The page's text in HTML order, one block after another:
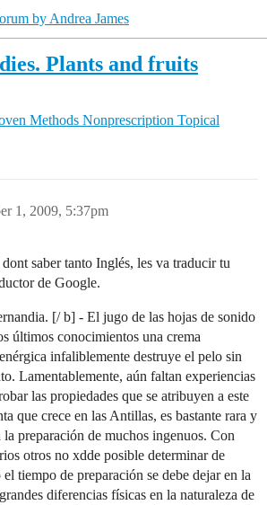
by Andrea James
Plants and fruits
Methods Nonprescription Topical
1, 2009, 5:37pm
saber tanto Inglés, les va traducir tu
de Google.
[/ b] - El jugo de las hojas de sonido
últimos conocimientos una crema
infaliblemente destruye el pelo sin
Lamentablemente, aún faltan experiencias
las propiedades que se atribuyen a este
que crece en las Antillas, es bastante rara y
preparación de muchos ingenuos. Con
otros no xdde posible determinar de
tiempo de preparación se debe dejar en la
diferencias físicas en la naturaleza de